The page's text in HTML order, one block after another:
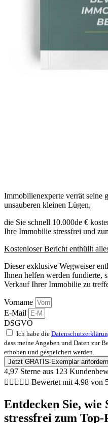
Immobilienexperte verrät seine
unsauberen kleinen Lügen,
die Sie schnell 10.000de €
Ihre Immobilie stressfrei und
Kostenloser Bericht enthüllt
Dieser exklusive Wegweiser
Ihnen helfen werden fundierte,
Verkauf Ihrer Immobilie zu
Vorname
E-Mail
DSGVO
Ich habe die
dass meine Angaben und Daten zur
erhoben und gespeichert werden.
Jetzt GRATIS-Exemplar anfordern
4,97 Sterne aus 123
     Bewertet mit 4.98 von
Entdecken Sie,
stressfrei zum